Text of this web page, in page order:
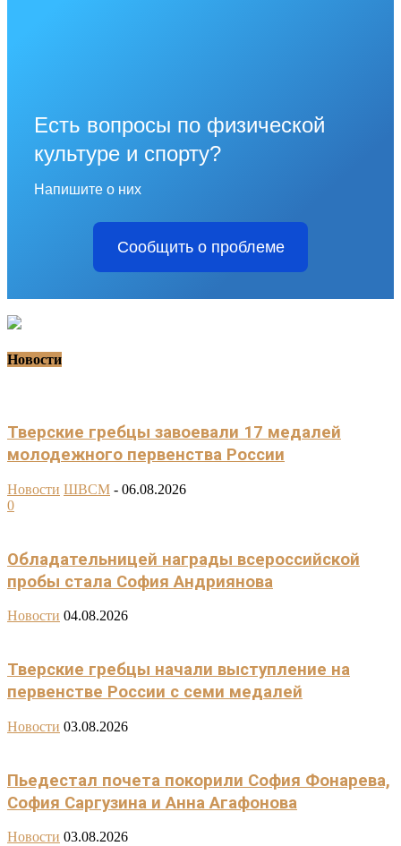
Есть вопросы по физической
культуре и спорту?
Напишите о них
Сообщить о проблеме
Новости
Тверские гребцы завоевали 17 медалей
молодежного первенства России
Новости ШВСМ - 06.08.2026
0
Обладательницей награды всероссийской
пробы стала София Андриянова
Новости 04.08.2026
Тверские гребцы начали выступление на
первенстве России с семи медалей
Новости 03.08.2026
Пьедестал почета покорили София Фонарева,
София Саргузина и Анна Агафонова
Новости 03.08.2026